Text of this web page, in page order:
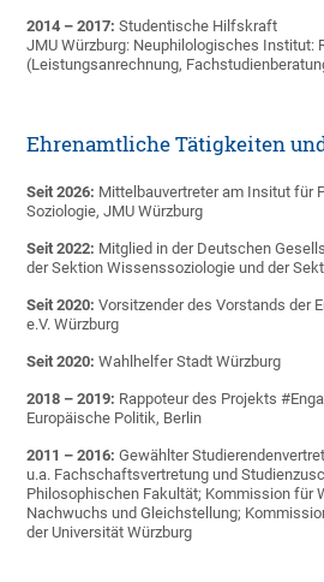
2014 – 2017:Studentische Hilfskraft
JMU Würzburg: Neuphilologisches Institut:
(Leistungsanrechnung,
Ehrenamtliche Tätigkeiten
Seit 2026: Mittelbauvertreter am Insitut für
Soziologie, JMU Würzburg
Seit 2022: Mitglied in der Deutschen
der Sektion Wissenssoziologie und der
Seit 2020: Vorsitzender des Vorstands der
e.V. Würzburg
Seit 2020:Wahlhelfer Stadt Würzburg
2018 – 2019: Rappoteur des Projekts
Europäische Politik, Berlin
2011 – 2016: Gewählter
u.a. Fachschaftsvertretung und
Philosophischen Fakultät; Kommission für
Nachwuchs und Gleichstellung;
der Universität Würzburg